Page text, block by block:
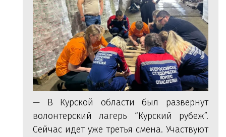
— В Курской области был развернут
волонтерский лагерь “Курский рубеж”.
Сейчас идет уже третья смена. Участвуют